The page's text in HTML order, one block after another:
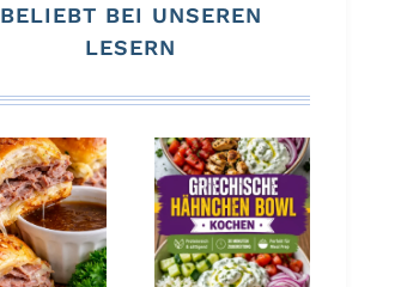
BELIEBT BEI UNSEREN
LESERN